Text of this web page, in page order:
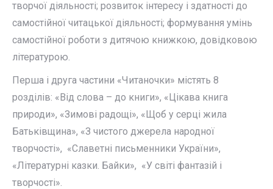
творчої діяльності; розвиток інтересу і здатності до
самостійної читацької діяльності; формування умінь
самостійної роботи з дитячою книжкою, довідковою
літературою.
Перша і друга частини «Читаночки» містять 8
розділів: «Від слова – до книги», «Цікава книга
природи», «Зимові радощі», «Щоб у серці жила
Батьківщина», «З чистого джерела народної
творчості», «Славетні письменники України»,
«Літературні казки. Байки», «У світі фантазій і
творчості».